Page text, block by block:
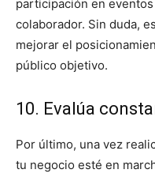
participación en
colaborador. Sin duda,
mejorar el
público objetivo.
10. Evalúa
Por último, una vez
tu negocio esté en